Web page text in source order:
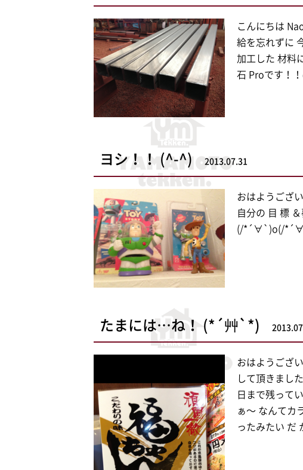
こんにちは
給を忘れずに
加工した 材料
石 Proです！
ヨシ！！ (^-^) 2013.07.31
おはようござ
自分の 目 標
(/*´∀`)o(/
たまには…ね！ (*´艸`*)
おはようござ
して頂きまし
日まで残って
ぁ〜 なんてカ
ったみたい だ